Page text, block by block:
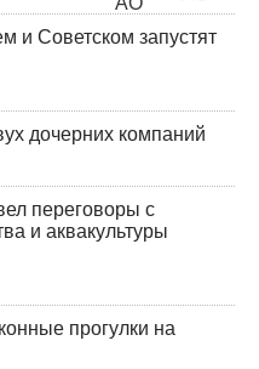
и Советском запустят
дочерних компаний
переговоры с
и аквакультуры
прогулки на